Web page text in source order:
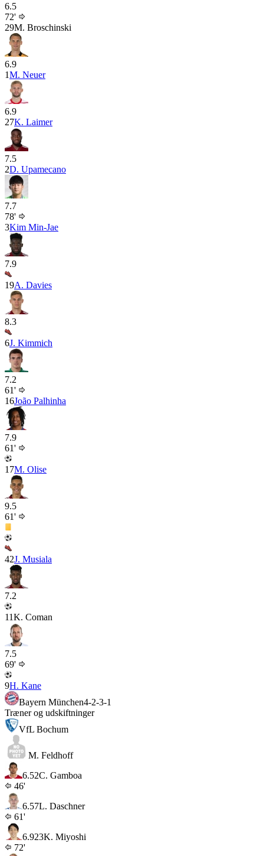
6.5
72'
29M. Broschinski
6.9
1M. Neuer
6.9
27K. Laimer
7.5
2D. Upamecano
7.7
78'
3Kim Min-Jae
7.9
19A. Davies
8.3
6J. Kimmich
7.2
61'
16João Palhinha
7.9
61'
17M. Olise
9.5
61'
42J. Musiala
7.2
11K. Coman
7.5
69'
9H. Kane
Bayern München4-2-3-1
Træner og udskiftninger
VfL Bochum
M. Feldhoff
6.52C. Gamboa
46'
6.57L. Daschner
61'
6.923K. Miyoshi
72'